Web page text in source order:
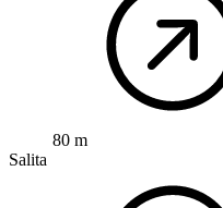
80 m
Salita